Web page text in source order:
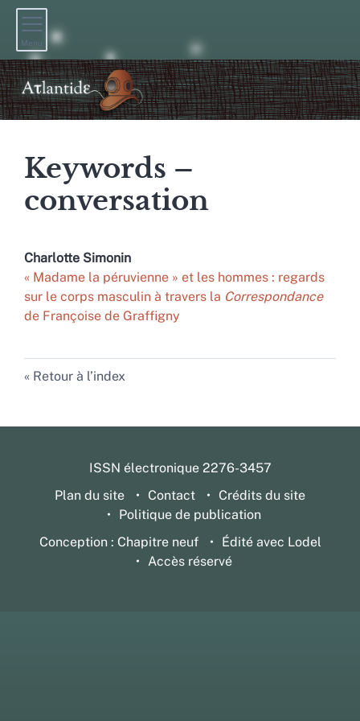
Menu
Keywords –
conversation
Charlotte Simonin
« Madame la péruvienne » et les hommes : regards
sur le corps masculin à travers la Correspondance
de Françoise de Graffigny
Retour à l’index
ISSN électronique 2276-3457
Plan du site
Contact
Crédits du site
Politique de publication
Conception : Chapitre neuf
Édité avec Lodel
Accès réservé